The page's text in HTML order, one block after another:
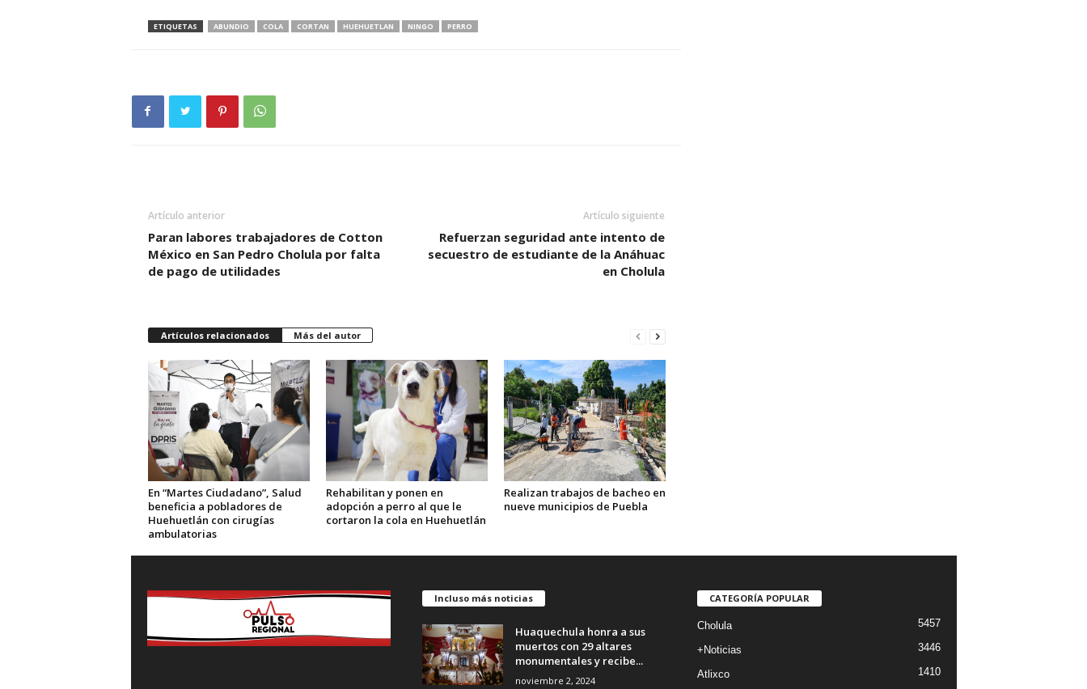
ETIQUETAS ABUNDIO COLA CORTAN HUEHUETLAN NINGO PERRO
Artículo anterior
Paran labores trabajadores de Cotton
México en San Pedro Cholula por falta
de pago de utilidades
Artículo siguiente
Refuerzan seguridad ante intento de
secuestro de estudiante de la Anáhuac
en Cholula
Artículos relacionados Más del autor
En “Martes Ciudadano”, Salud
beneficia a pobladores de
Huehuetlán con cirugías
ambulatorias
Rehabilitan y ponen en
adopción a perro al que le
cortaron la cola en Huehuetlán
Realizan trabajos de bacheo en
nueve municipios de Puebla
Incluso más noticias
Huaquechula honra a sus
muertos con 29 altares
monumentales y recibe...
noviembre 2, 2024
CATEGORÍA POPULAR
Cholula 5457
+Noticias 3446
Atlixco 1410